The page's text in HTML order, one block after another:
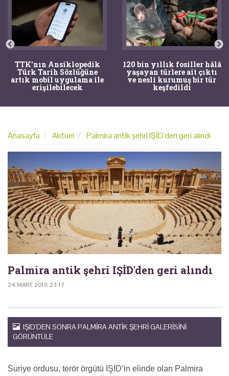
TTK'nın Ansiklopedik
Türk Tarih Sözlüğüne
artık mobil uygulama ile
erişilebilecek
120 bin yıllık fosiller hâlâ
yaşayan türlere ait çıktı
ve nesli kurumuş bir tür
keşfedildi
Anasayfa Aktüel Palmira antik şehri IŞİD'den geri alındı
Palmira antik şehri IŞİD'den geri alındı
24 MART 2016 23:17
IŞID'DEN SONRA PALMIRA ANTIK ŞEHRI GALERISINI
GÖRÜNTÜLE
Suriye ordusu, terör örgütü IŞİD’in elinde olan Palmira